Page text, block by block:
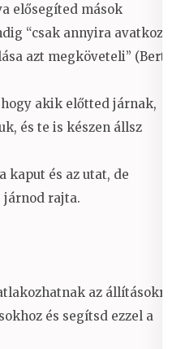
elősegíted mások
“csak annyira avatkozol
azt megköveteli” (Bert
akik előtted járnak,
és te is készen állsz
kaput és az utat, de
járnod rajta.
az állításokra.
és segítsd ezzel a